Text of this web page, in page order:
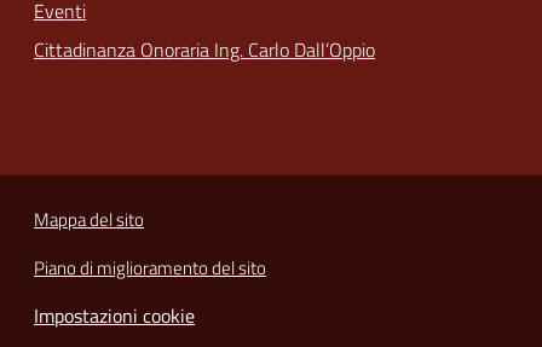
Eventi
Cittadinanza Onoraria Ing. Carlo Dall’Oppio
Mappa del sito
Piano di miglioramento del sito
Impostazioni cookie